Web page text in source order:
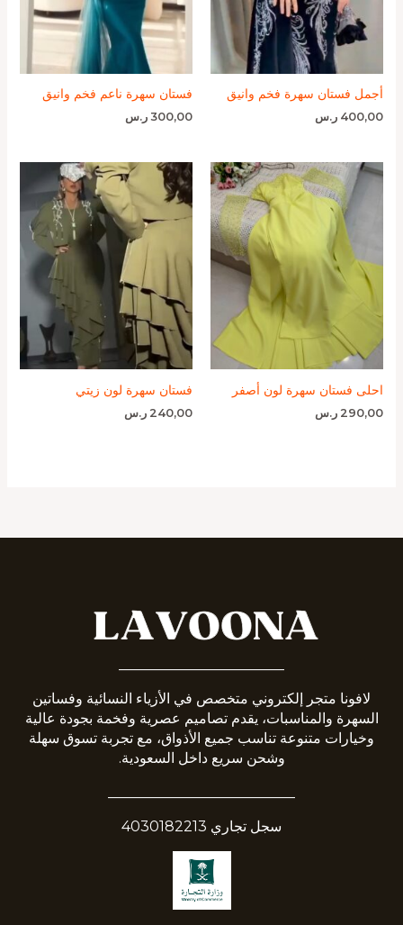
أجمل فستان سهرة فخم وانيق
400,00 ر.س
فستان سهرة ناعم فخم وانيق
300,00 ر.س
احلى فستان سهرة لون أصفر
290,00 ر.س
فستان سهرة لون زيتي
240,00 ر.س
لافونا متجر إلكتروني متخصص في الأزياء النسائية وفساتين
السهرة والمناسبات، يقدم تصاميم عصرية وفخمة بجودة عالية
وخيارات متنوعة تناسب جميع الأذواق، مع تجربة تسوق سهلة
وشحن سريع داخل السعودية.
سجل تجاري 4030182213